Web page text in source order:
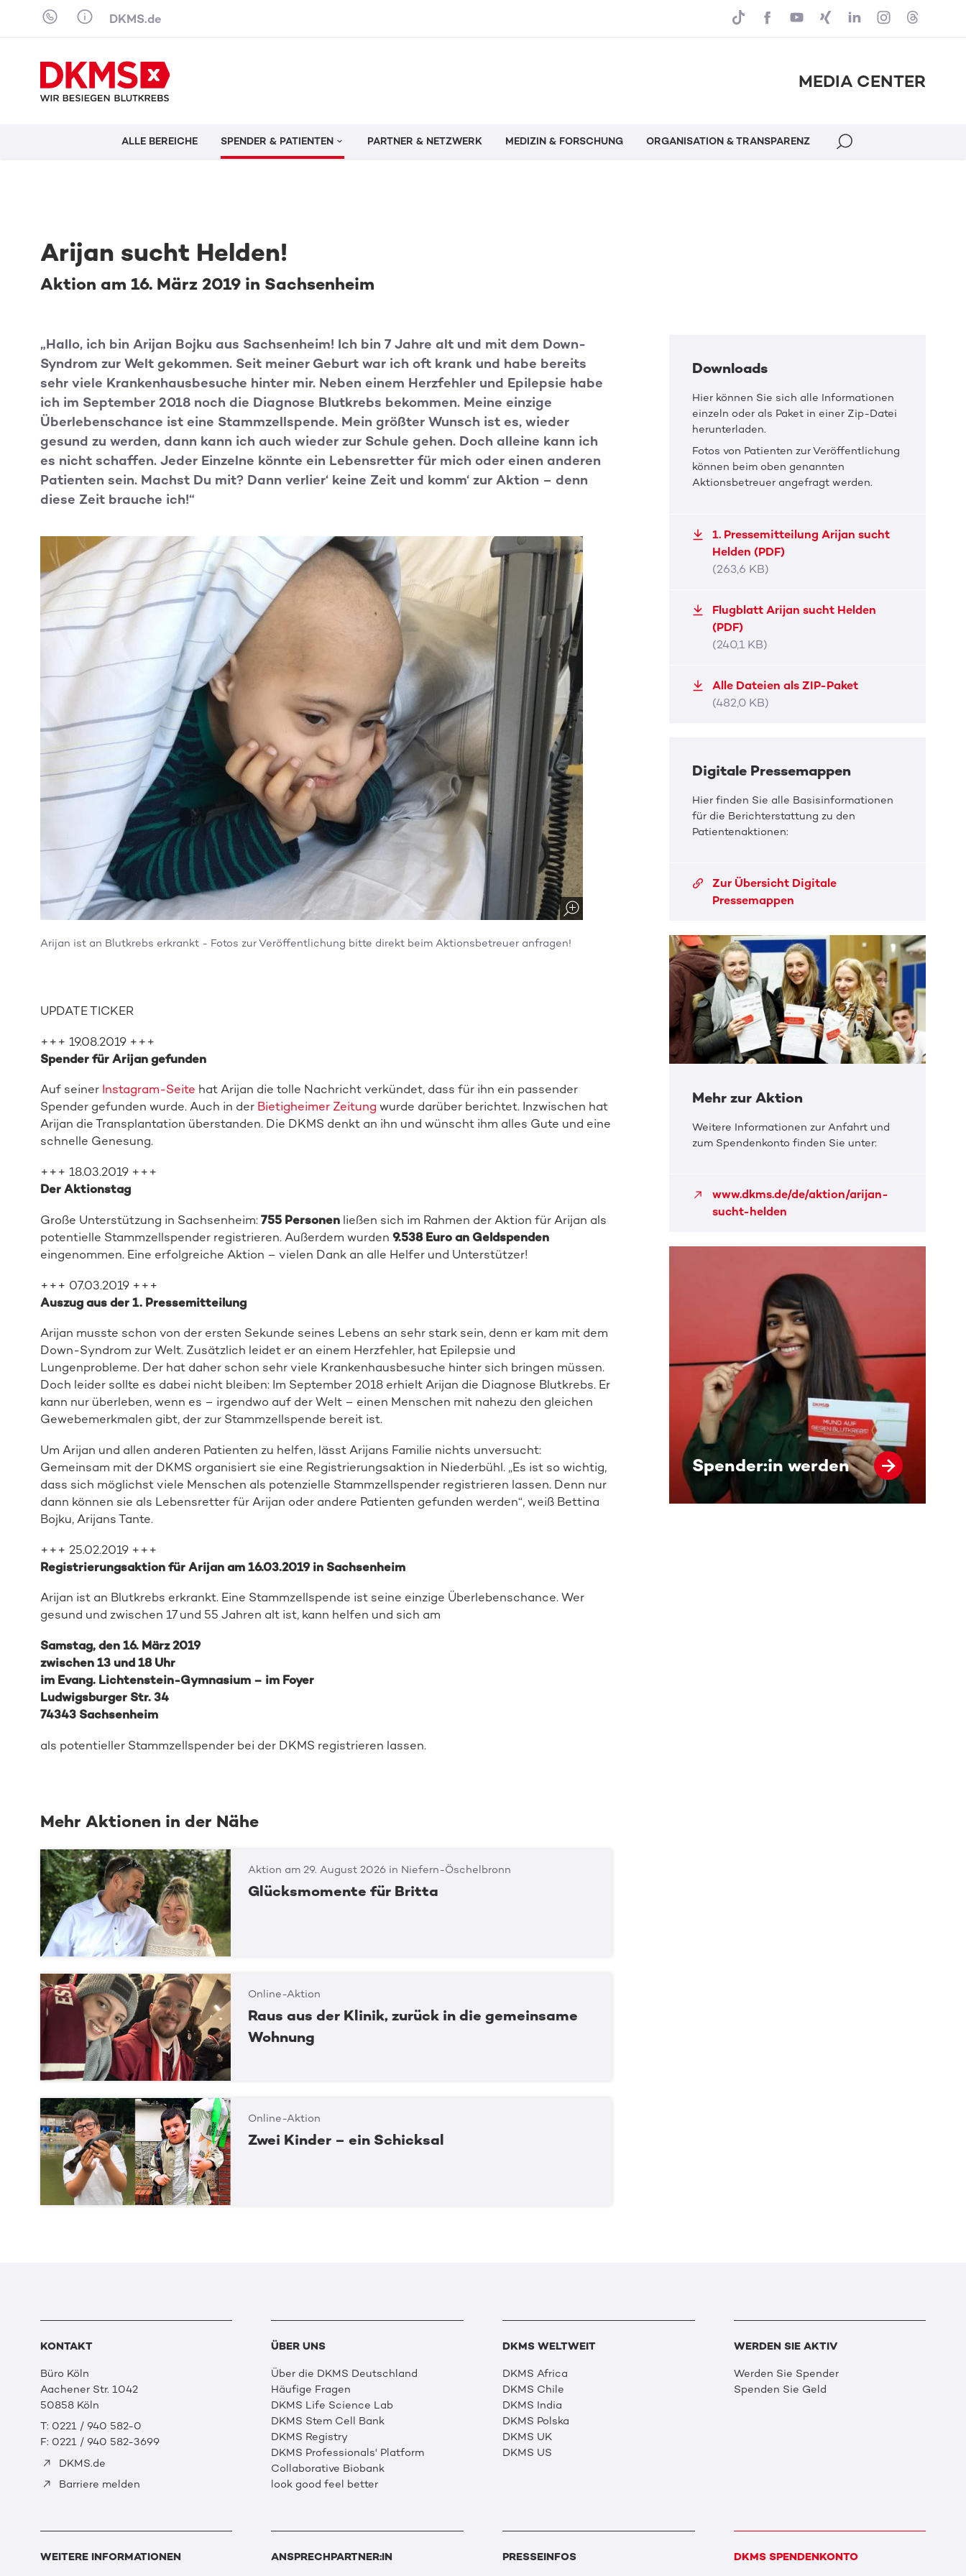
Skip to content
DKMS.de
MEDIA CENTER
ALLE BEREICHE SPENDER & PATIENTEN PARTNER & NETZWERK MEDIZIN & FORSCHUNG ORGANISATION & TRANSPARENZ
Arijan sucht Helden!
Aktion am 16. März 2019 in Sachsenheim
„Hallo, ich bin Arijan Bojku aus Sachsenheim! Ich bin 7 Jahre alt und mit dem Down-
Syndrom zur Welt gekommen. Seit meiner Geburt war ich oft krank und habe bereits
sehr viele Krankenhausbesuche hinter mir. Neben einem Herzfehler und Epilepsie habe
ich im September 2018 noch die Diagnose Blutkrebs bekommen. Meine einzige
Überlebenschance ist eine Stammzellspende. Mein größter Wunsch ist es, wieder
gesund zu werden, dann kann ich auch wieder zur Schule gehen. Doch alleine kann ich
es nicht schaffen. Jeder Einzelne könnte ein Lebensretter für mich oder einen anderen
Patienten sein. Machst Du mit? Dann verlier‘ keine Zeit und komm‘ zur Aktion – denn
diese Zeit brauche ich!“
Arijan ist an Blutkrebs erkrankt - Fotos zur Veröffentlichung bitte direkt beim Aktionsbetreuer anfragen!
UPDATE TICKER
+++ 19.08.2019 +++
Spender für Arijan gefunden
Auf seiner Instagram-Seite hat Arijan die tolle Nachricht verkündet, dass für ihn ein passender
Spender gefunden wurde. Auch in derBietigheimer Zeitung wurde darüber berichtet. Inzwischen hat
Arijan die Transplantation überstanden. Die DKMS denkt an ihn und wünscht ihm alles Gute und eine
schnelle Genesung.
+++ 18.03.2019 +++
Der Aktionstag
Große Unterstützung in Sachsenheim: 755 Personenließen sich im Rahmen der Aktion für Arijan als
potentielle Stammzellspender registrieren. Außerdem wurden 9.538 Euro an Geldspenden
eingenommen. Eine erfolgreiche Aktion – vielen Dank an alle Helfer und Unterstützer!
+++ 07.03.2019 +++
Auszug aus der 1. Pressemitteilung
Arijan musste schon von der ersten Sekunde seines Lebens an sehr stark sein, denn er kam mit dem
Down-Syndrom zur Welt. Zusätzlich leidet er an einem Herzfehler, hat Epilepsie und
Lungenprobleme. Der hat daher schon sehr viele Krankenhausbesuche hinter sich bringen müssen.
Doch leider sollte es dabei nicht bleiben: Im September 2018 erhielt Arijan die Diagnose Blutkrebs. Er
kann nur überleben, wenn es – irgendwo auf der Welt – einen Menschen mit nahezu den gleichen
Gewebemerkmalen gibt, der zur Stammzellspende bereit ist.
Um Arijan und allen anderen Patienten zu helfen, lässt Arijans Familie nichts unversucht:
Gemeinsam mit der DKMS organisiert sie eine Registrierungsaktion in Niederbühl. „Es ist so wichtig,
dass sich möglichst viele Menschen als potenzielle Stammzellspender registrieren lassen. Denn nur
dann können sie als Lebensretter für Arijan oder andere Patienten gefunden werden“, weiß Bettina
Bojku, Arijans Tante.
+++ 25.02.2019 +++
Registrierungsaktion für Arijan am 16.03.2019 in Sachsenheim
Arijan ist an Blutkrebs erkrankt. Eine Stammzellspende ist seine einzige Überlebenschance. Wer
gesund und zwischen 17 und 55 Jahren alt ist, kann helfen und sich am
Samstag, den 16. März 2019
zwischen 13 und 18 Uhr
im Evang. Lichtenstein-Gymnasium – im Foyer
Ludwigsburger Str. 34
74343 Sachsenheim
als potentieller Stammzellspender bei der DKMS registrieren lassen.
Mehr Aktionen in der Nähe
Aktion am 29. August 2026 in Niefern-Öschelbronn
Glücksmomente für Britta
Online-Aktion
Raus aus der Klinik, zurück in die gemeinsame
Wohnung
Online-Aktion
Zwei Kinder – ein Schicksal
Downloads
Hier können Sie sich alle Informationen
einzeln oder als Paket in einer Zip-Datei
herunterladen.
Fotos von Patienten zur Veröffentlichung
können beim oben genannten
Aktionsbetreuer angefragt werden.
1. Pressemitteilung Arijan sucht
Helden (PDF)
(263,6 KB)
Flugblatt Arijan sucht Helden
(PDF)
(240,1 KB)
Alle Dateien als ZIP-Paket
(482,0 KB)
Digitale Pressemappen
Hier finden Sie alle Basisinformationen
für die Berichterstattung zu den
Patientenaktionen:
Zur Übersicht Digitale
Pressemappen
Mehr zur Aktion
Mehr zur Aktion
Weitere Informationen zur Anfahrt und
zum Spendenkonto finden Sie unter:
www.dkms.de/de/aktion/arijan-
sucht-helden
Spender:in werden
Spender:in werden
KONTAKT
Büro Köln
Aachener Str. 1042
50858 Köln
T: 0221 / 940 582-0
F: 0221 / 940 582-3699
DKMS.de
Barriere melden
ÜBER UNS
Über die DKMS Deutschland
Häufige Fragen
DKMS Life Science Lab
DKMS Stem Cell Bank
DKMS Registry
DKMS Professionals' Platform
Collaborative Biobank
look good feel better
DKMS WELTWEIT
DKMS Africa
DKMS Chile
DKMS India
DKMS Polska
DKMS UK
DKMS US
WERDEN SIE AKTIV
Werden Sie Spender
Spenden Sie Geld
WEITERE INFORMATIONEN ANSPRECHPARTNER:IN PRESSEINFOS DKMS SPENDENKONTO